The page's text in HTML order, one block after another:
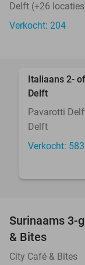
Delft (+26
Verkocht: 204
Italiaans 2-
Delft
Pavarotti
Delft
Verkocht: 583
Surinaams 3-
& Bites
City Café & Bites